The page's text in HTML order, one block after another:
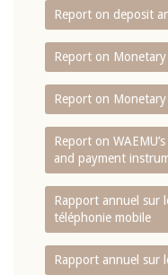
Report on deposit
Report on
Report on
Report on
and payment
Rapport annuel sur
téléphonie mobile
Rapport annuel sur